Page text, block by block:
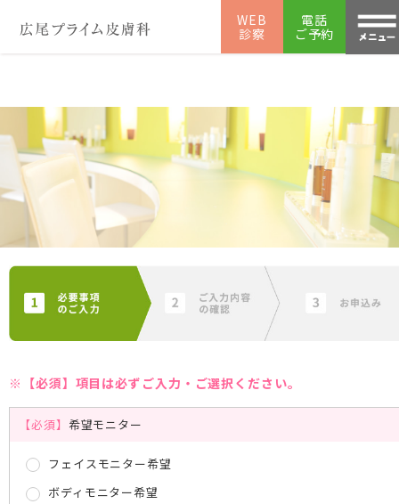
電話
ご予約
WEB
診察
美容皮膚科の広尾プライム皮膚科TOP モニター応募
※【必須】項目は必ずご入力・ご選択ください。
【必須】 希望モニター
フェイスモニター希望
ボディモニター希望